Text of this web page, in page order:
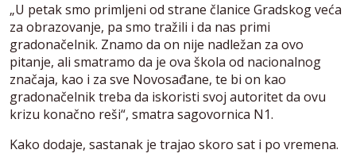
„U petak smo primljeni od strane članice Gradskog veća
za obrazovanje, pa smo tražili i da nas primi
gradonačelnik. Znamo da on nije nadležan za ovo
pitanje, ali smatramo da je ova škola od nacionalnog
značaja, kao i za sve Novosađane, te bi on kao
gradonačelnik treba da iskoristi svoj autoritet da ovu
krizu konačno reši“, smatra sagovornica N1.
Kako dodaje, sastanak je trajao skoro sat i po vremena.